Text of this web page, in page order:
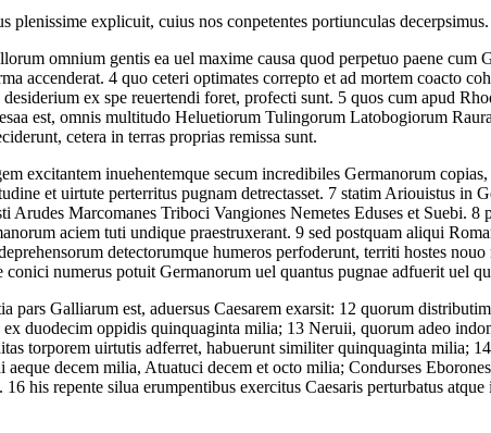
plenissime explicuit, cuius nos conpetentes portiunculas decerpsimus.
omnium gentis ea uel maxime causa quod perpetuo paene
accenderat. 4 quo ceteri optimates correpto et ad mortem coacto
ex spe reuertendi foret, profecti sunt. 5 quos cum apud
est, omnis multitudo Heluetiorum Tulingorum Latobogiorum
cetera in terras proprias remissa sunt.
excitantem inuehentemque secum incredibiles Germanorum
et uirtute perterritus pugnam detrectasset. 7 statim Ariouistus in
Arudes Marcomanes Triboci Vangiones Nemetes Eduses et Suebi. 8
aciem tuti undique praestruxerant. 9 sed postquam aliqui
detectorumque humeros perfoderunt, territi hostes
conici numerus potuit Germanorum uel quantus pugnae adfuerit uel
pars Galliarum est, aduersus Caesarem exarsit: 12 quorum
ex duodecim oppidis quinquaginta milia; 13 Neruii, quorum adeo
torporem uirtutis adferret, habuerunt similiter quinquaginta milia; 14
aeque decem milia, Atuatuci decem et octo milia; Condurses
16 his repente silua erumpentibus exercitus Caesaris perturbatus